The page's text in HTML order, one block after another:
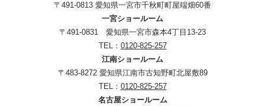
〒491-0813 愛知県一宮市千秋町町屋端畑60番
一宮ショールーム
〒491-0831 愛知県一宮市森本4丁目13-23
TEL： 0120-825-257
江南ショールーム
〒483-8272 愛知県江南市古知野町北屋敷89
TEL： 0120-825-257
名古屋ショールーム